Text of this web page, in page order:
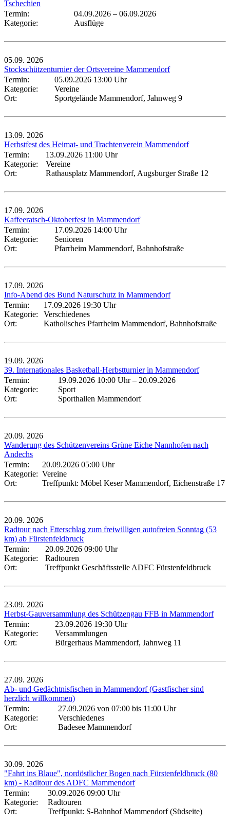
Tschechien
Termin:
04.09.2026 – 06.09.2026
Kategorie:
Ausflüge
05.09. 2026
Stockschützenturnier der Ortsvereine Mammendorf
Termin:
05.09.2026 13:00 Uhr
Kategorie:
Vereine
Ort:
Sportgelände Mammendorf, Jahnweg 9
13.09. 2026
Herbstfest des Heimat- und Trachtenverein Mammendorf
Termin:
13.09.2026 11:00 Uhr
Kategorie:
Vereine
Ort:
Rathausplatz Mammendorf, Augsburger Straße 12
17.09. 2026
Kaffeeratsch-Oktoberfest in Mammendorf
Termin:
17.09.2026 14:00 Uhr
Kategorie:
Senioren
Ort:
Pfarrheim Mammendorf, Bahnhofstraße
17.09. 2026
Info-Abend des Bund Naturschutz in Mammendorf
Termin:
17.09.2026 19:30 Uhr
Kategorie:
Verschiedenes
Ort:
Katholisches Pfarrheim Mammendorf, Bahnhofstraße
19.09. 2026
39. Internationales Basketball-Herbstturnier in Mammendorf
Termin:
19.09.2026 10:00 Uhr– 20.09.2026
Kategorie:
Sport
Ort:
Sporthallen Mammendorf
20.09. 2026
Wanderung des Schützenvereins Grüne Eiche Nannhofen nach
Andechs
Termin:
20.09.2026 05:00 Uhr
Kategorie: Vereine
Ort:
Treffpunkt: Möbel Keser Mammendorf, Eichenstraße 17
20.09. 2026
Radtour nach Etterschlag zum freiwilligen autofreien Sonntag (53
km) ab Fürstenfeldbruck
Termin:
20.09.2026 09:00 Uhr
Kategorie:
Radtouren
Ort:
Treffpunkt Geschäftsstelle ADFC Fürstenfeldbruck
23.09. 2026
Herbst-Gauversammlung des Schützengau FFB in Mammendorf
Termin:
23.09.2026 19:30 Uhr
Kategorie:
Versammlungen
Ort:
Bürgerhaus Mammendorf, Jahnweg 11
27.09. 2026
Ab- und Gedächtnisfischen in Mammendorf (Gastfischer sind
herzlich willkommen)
Termin:
27.09.2026 von 07:00 bis 11:00 Uhr
Kategorie:
Verschiedenes
Ort:
Badesee Mammendorf
30.09. 2026
"Fahrt ins Blaue", nordöstlicher Bogen nach Fürstenfeldbruck (80
km) - Radltour des ADFC Mammendorf
Termin:
30.09.2026 09:00 Uhr
Kategorie:
Radtouren
Ort:
Treffpunkt: S-Bahnhof Mammendorf (Südseite)